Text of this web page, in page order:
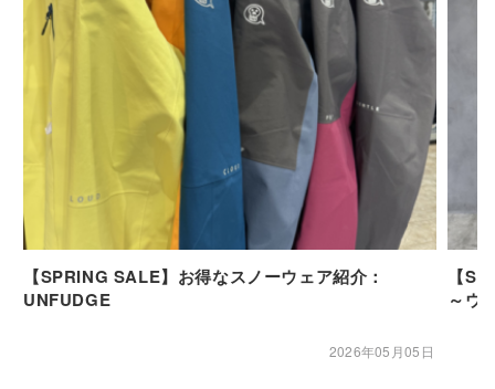
【SPRING SALE】お得なスノーウェア紹介：
UNFUDGE
2026年05月05日
【
～ウ